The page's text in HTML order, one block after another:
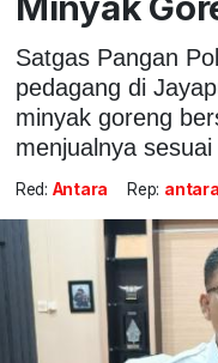
Satgas Pangan
pedagang di
minyak goreng
menjualnya
Red: Antara Rep: antara